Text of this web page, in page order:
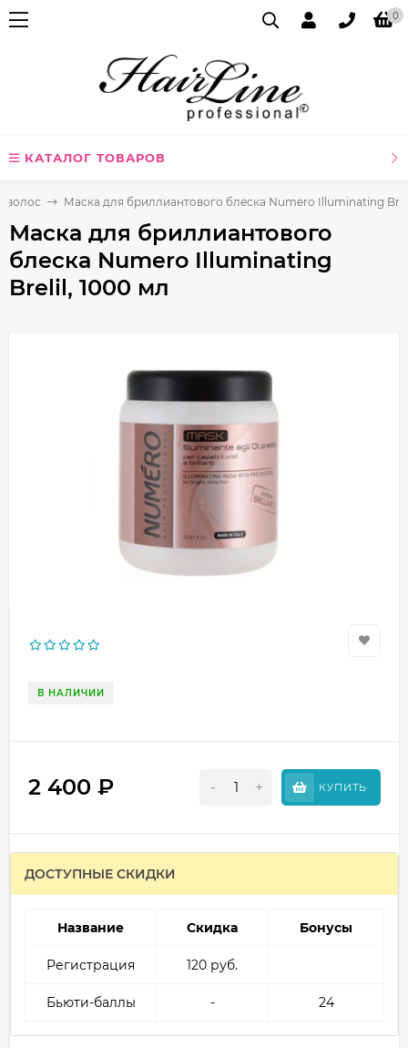
0
КАТАЛОГ ТОВАРОВ
волос Маска для бриллиантового блеска Numero Illuminating
Маска для бриллиантового
блеска Numero Illuminating
Brelil, 1000 мл
В НАЛИЧИИ
2 400 ₽ - + КУПИТЬ
ДОСТУПНЫЕ СКИДКИ
Название Скидка Бонусы
Регистрация 120 руб.
Бьюти-баллы - 24